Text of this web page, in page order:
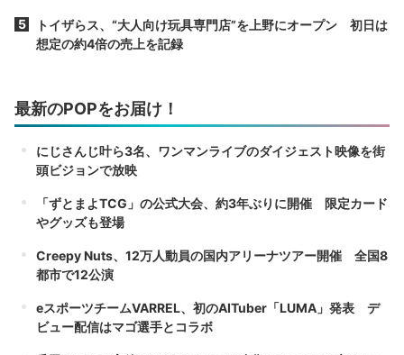
トイザらス、“大人向け玩具専門店”を上野にオープン 初日は
想定の約4倍の売上を記録
最新のPOPをお届け！
にじさんじ叶ら3名、ワンマンライブのダイジェスト映像を街
頭ビジョンで放映
「ずとまよTCG」の公式大会、約3年ぶりに開催 限定カード
やグッズも登場
Creepy Nuts、12万人動員の国内アリーナツアー開催 全国8
都市で12公演
eスポーツチームVARREL、初のAITuber「LUMA」発表 デ
ビュー配信はマゴ選手とコラボ